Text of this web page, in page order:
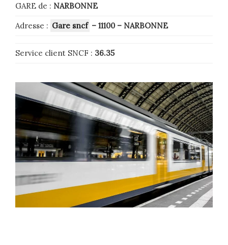
GARE de : NARBONNE
Adresse : Gare sncf – 11100 – NARBONNE
Service client SNCF : 36.35